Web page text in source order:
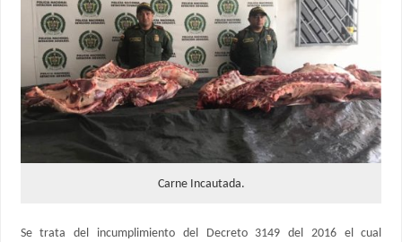
Carne Incautada.
Se trata del incumplimiento del Decreto 3149 del 2016 el cual